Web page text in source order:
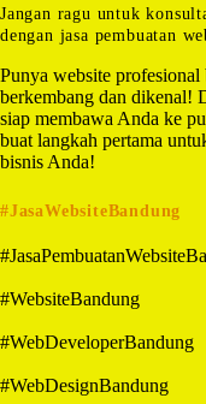
Jangan ragu untuk
dengan jasa pembuatan
Punya website
berkembang dan dikenal!
siap membawa Anda ke
buat langkah pertama
bisnis Anda!
#JasaWebsiteBandung
#WebsiteBandung
#WebDeveloperBandung
#WebDesignBandung